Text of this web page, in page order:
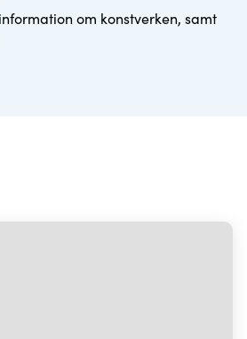
om konstverken, samt